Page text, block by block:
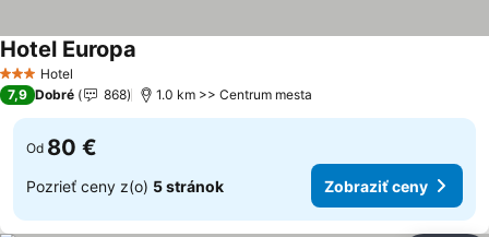
3 Počet hviezdičiek
Hotel
Hotel Europa
7,9 Dobré 868 1.0 km >> Centrum mesta
Od 80 €
Pozrieť ceny z(o) 5 stránok Zobraziť ceny